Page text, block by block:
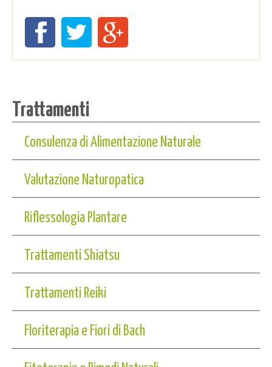
Trattamenti
Consulenza di Alimentazione Naturale
Valutazione Naturopatica
Riflessologia Plantare
Trattamenti Shiatsu
Trattamenti Reiki
Floriterapia e Fiori di Bach